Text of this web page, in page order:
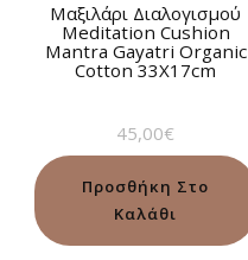
Μαξιλάρι Διαλογισμού
Meditation Cushion
Mantra Gayatri Organic
Cotton 33Χ17cm
45,00€
Προσθήκη Στο
Καλάθι